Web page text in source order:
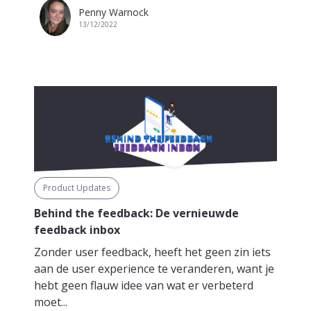
Penny Warnock
13/12/2022
Product Updates
Behind the feedback: De vernieuwde
feedback inbox
Zonder user feedback, heeft het geen zin iets
aan de user experience te veranderen, want je
hebt geen flauw idee van wat er verbeterd
moet...